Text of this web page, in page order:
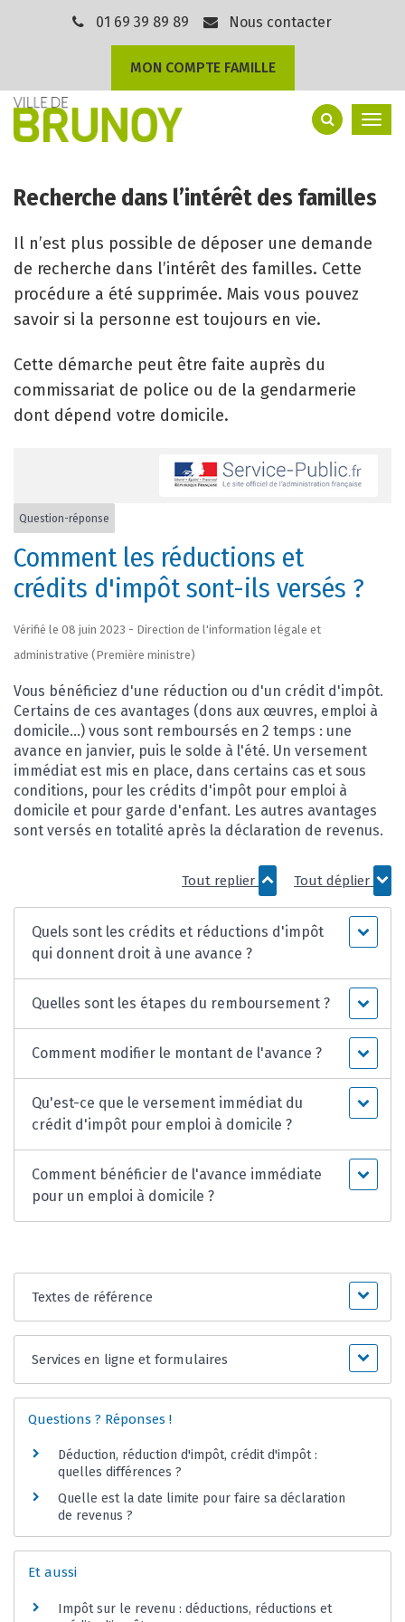
01 69 39 89 89 Nous contacter
MON COMPTE FAMILLE
Recherche dans l’intérêt des familles
Il n’est plus possible de déposer une demande
de recherche dans l’intérêt des familles. Cette
procédure a été supprimée. Mais vous pouvez
savoir si la personne est toujours en vie.
Cette démarche peut être faite auprès du
commissariat de police ou de la gendarmerie
dont dépend votre domicile.
Question-réponse
Comment les réductions et
crédits d'impôt sont-ils versés ?
Vérifié le 08 juin 2023 - Direction de l'information légale et
administrative (Première ministre)
Vous bénéficiez d'une réduction ou d'un crédit d'impôt.
Certains de ces avantages (dons aux œuvres, emploi à
domicile...) vous sont remboursés en 2 temps : une
avance en janvier, puis le solde à l'été. Un versement
immédiat est mis en place, dans certains cas et sous
conditions, pour les crédits d'impôt pour emploi à
domicile et pour garde d'enfant. Les autres avantages
sont versés en totalité après la déclaration de revenus.
Tout replier Tout déplier
Quels sont les crédits et réductions d'impôt
qui donnent droit à une avance ?
Quelles sont les étapes du remboursement ?
Comment modifier le montant de l'avance ?
Qu'est-ce que le versement immédiat du
crédit d'impôt pour emploi à domicile ?
Comment bénéficier de l'avance immédiate
pour un emploi à domicile ?
Textes de référence
Services en ligne et formulaires
Questions ? Réponses !
Déduction, réduction d'impôt, crédit d'impôt :
quelles différences ?
Quelle est la date limite pour faire sa déclaration
de revenus ?
Et aussi
Impôt sur le revenu : déductions, réductions et